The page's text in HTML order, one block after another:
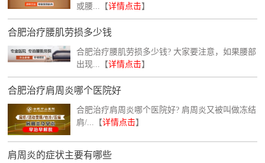
或腰...【详情点击】
合肥治疗腰肌劳损多少钱
合肥治疗腰肌劳损多少钱? 大家要注意，如果腰部
出现...【详情点击】
合肥治疗肩周炎哪个医院好
合肥治疗肩周炎哪个医院好? 肩周炎又被叫做冻结
肩/...【详情点击】
肩周炎的症状主要有哪些